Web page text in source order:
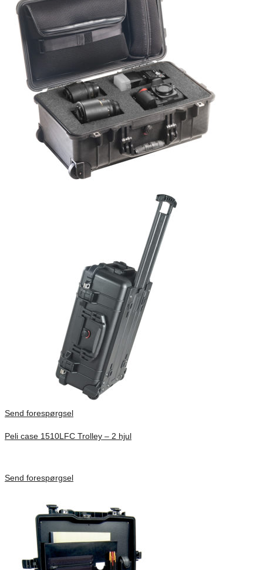
Send forespørgsel
Peli case 1510LFC Trolley – 2 hjul
Send forespørgsel